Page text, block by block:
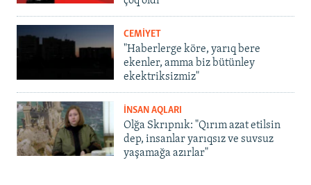
CEMİYET
"Haberlerge köre, yarıq bere
ekenler, amma biz bütünley
ekektriksizmiz"
İNSAN AQLARI
Olğa Skrıpnık: "Qırım azat etilsin
dep, insanlar yarıqsız ve suvsuz
yaşamağa azırlar"